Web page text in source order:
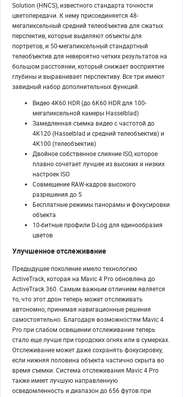
Solution (HNCS), известного стандарта точности
цветопередачи. К нему присоединяется 48-
мегапиксельный средний телеобъектив для сжатых
перспектив, которые выделяют объекты для
портретов, и 50-мегапиксельный стандартный
телеобъектив для невероятно четких результатов на
большом расстоянии, который снижает восприятие
глубины и выравнивает перспективу. Все три имеют
завидный набор дополнительных функций.
Видео 4K60 HDR (до 6K60 HDR для 100-
мегапиксельной камеры Hasselblad)
Замедленная съемка видео с частотой до
4K120 (Hasselblad и средний телеобъектив) и
4K100 (телеобъектив)
Двойное собственное слияние ISO, которое
плавно сочетает лучшее из высоких и низких
настроек ISO
Совмещение RAW-кадров высокого
разрешения до 5
Бесплатные режимы панорамы и фокусировки
объекта
10-битные профили D-Log для единообразия
цветов
Улучшенное отслеживание
Предыдущее поколение имело технологию
ActiveTrack, которая на Mavic 4 Pro обновлена ​​до
ActiveTrack 360. Самым важным отличием является
то, что этот дрон теперь может отслеживать
автономно, принимая навигационные решения
самостоятельно. Благодаря возможностям Mavic 4
Pro при слабом освещении отслеживание теперь
стало еще лучше при городских огнях или в сумерках.
Отслеживание может даже сохранять фокусировку,
если нижняя половина объекта частично скрыта во
время съемки. Система отслеживания Mavic 4 Pro
также имеет лучшую направленную
осведомленность и диапазон до 656 футов при